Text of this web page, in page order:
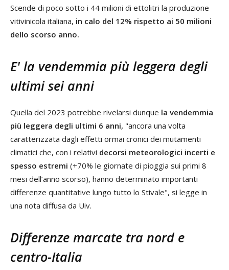
Scende di poco sotto i 44 milioni di ettolitri la produzione
vitivinicola italiana, in calo del 12% rispetto ai 50 milioni
dello scorso anno.
E' la vendemmia più leggera degli
ultimi sei anni
Quella del 2023 potrebbe rivelarsi dunque la vendemmia
più leggera degli ultimi 6 anni, "ancora una volta
caratterizzata dagli effetti ormai cronici dei mutamenti
climatici che, con i relativi decorsi meteorologici incerti e
spesso estremi (+70% le giornate di pioggia sui primi 8
mesi dell’anno scorso), hanno determinato importanti
differenze quantitative lungo tutto lo Stivale", si legge in
una nota diffusa da Uiv.
Differenze marcate tra nord e
centro-Italia